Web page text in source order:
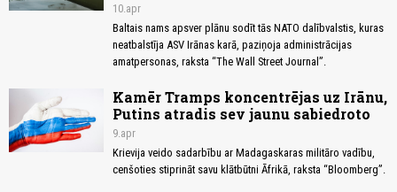
10.apr
Baltais nams apsver plānu sodīt tās NATO dalībvalstis, kuras
neatbalstīja ASV Irānas karā, paziņoja administrācijas
amatpersonas, raksta “The Wall Street Journal”.
Kamēr Tramps koncentrējas uz Irānu,
Putins atradis sev jaunu sabiedroto
9.apr
Krievija veido sadarbību ar Madagaskaras militāro vadību,
cenšoties stiprināt savu klātbūtni Āfrikā, raksta “Bloomberg”.